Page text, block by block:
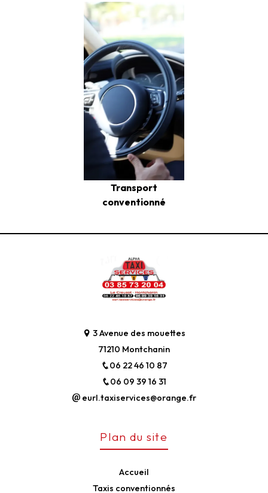
Transport
conventionné
3 Avenue des mouettes
71210 Montchanin
06 22 46 10 87
06 09 39 16 31
eurl.taxiservices@orange.fr
Plan du site
Accueil
Taxis conventionnés